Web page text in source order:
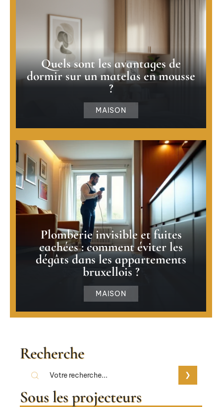
Quels sont les avantages de
dormir sur un matelas en mousse
?
MAISON
Plomberie invisible et fuites
cachées : comment éviter les
dégâts dans les appartements
bruxellois ?
MAISON
Recherche
Sous les projecteurs